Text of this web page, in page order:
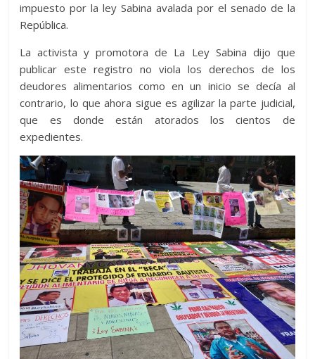
impuesto por la ley Sabina avalada por el senado de la
República.
La activista y promotora de La Ley Sabina dijo que
publicar este registro no viola los derechos de los
deudores alimentarios como en un inicio se decía al
contrario, lo que ahora sigue es agilizar la parte judicial,
que es donde están atorados los cientos de
expedientes.